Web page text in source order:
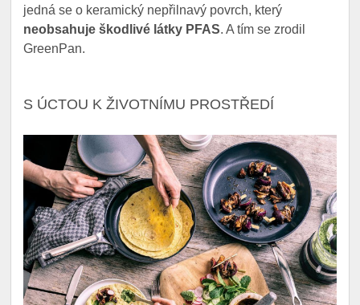
jedná se o keramický nepřilnavý povrch, který
neobsahuje škodlivé látky PFAS. A tím se zrodil
GreenPan.
S ÚCTOU K ŽIVOTNÍMU PROSTŘEDÍ